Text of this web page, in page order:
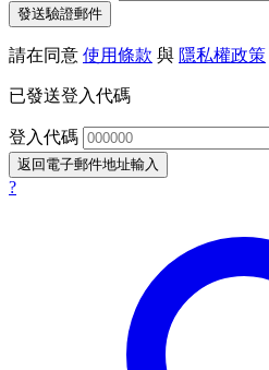
發送驗證郵件
請在同意 使用條款 與 隱私權政策
已發送登入代碼
登入代碼
返回電子郵件地址輸入
?